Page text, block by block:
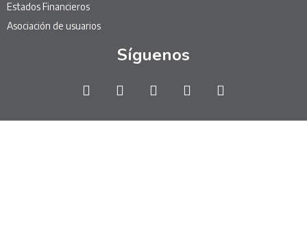
Estados Financieros
Asociación de usuarios
Síguenos